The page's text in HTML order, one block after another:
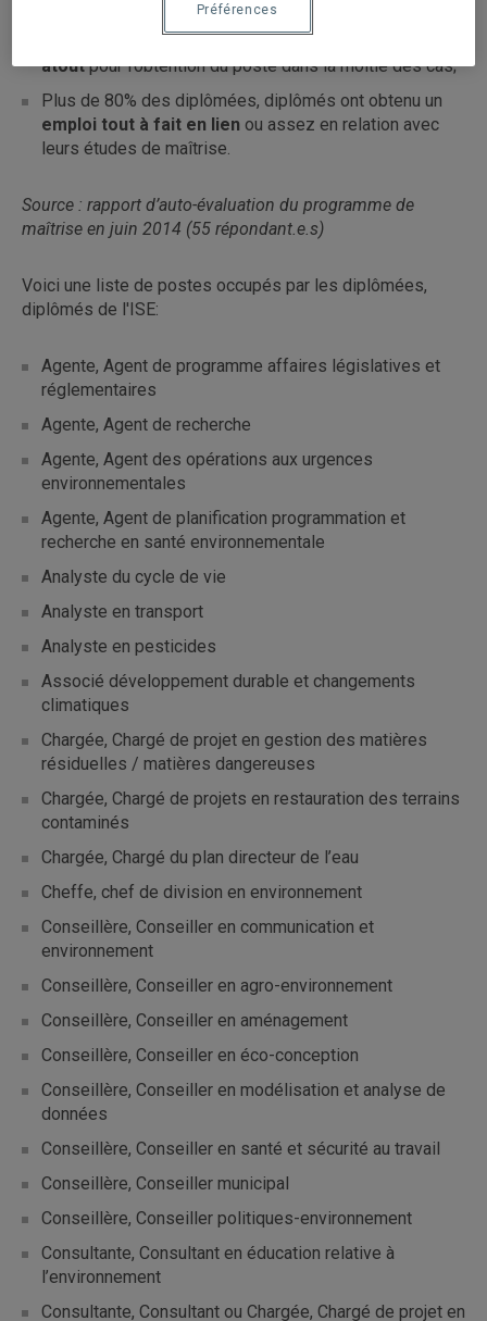
La formation de niveau maîtrise était considérée
atoutpour l’obtention du poste dans la moitié des cas;
Plus de 80% des diplômées, diplômés ont obtenu un
emploi tout à fait en lien ou assez en relation avec
leurs études de maîtrise.
Source : rapport d’auto-évaluation du programme de
maîtrise en juin 2014 (55 répondant.e.s)
Voici une liste de postes occupés par les diplômées,
diplômés de l'ISE:
Agente, Agent de programme affaires législatives et
réglementaires
Agente, Agent de recherche
Agente, Agent des opérations aux urgences
environnementales
Agente, Agent de planification programmation et
recherche en santé environnementale
Analyste du cycle de vie
Analyste en transport
Analyste en pesticides
Associé développement durable et changements
climatiques
Chargée, Chargé de projet en gestion des matières
résiduelles / matières dangereuses
Chargée, Chargé de projets en restauration des terrains
contaminés
Chargée, Chargé du plan directeur de l’eau
Cheffe, chef de division en environnement
Conseillère, Conseiller en communication et
environnement
Conseillère, Conseiller en agro-environnement
Conseillère, Conseiller en aménagement
Conseillère, Conseiller en éco-conception
Conseillère, Conseiller en modélisation et analyse de
données
Conseillère, Conseiller en santé et sécurité au travail
Conseillère, Conseiller municipal
Conseillère, Conseiller politiques-environnement
Consultante, Consultant en éducation relative à
l’environnement
Consultante, Consultant ou Chargée, Chargé de projet en
Préférences